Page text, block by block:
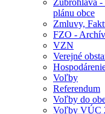
Zubrohlava
plánu obce
Zmluvy,
FZO - Archív
VZN
Verejné
Voľby
Referendum
Voľby do
Voľby VÚC